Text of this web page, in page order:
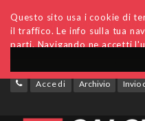
Questo sito usa i cookie di
il traffico. Le info sulla tua
parti. Navigando ne accetti
Accedi Archivio Invio